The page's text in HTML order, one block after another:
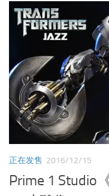
正在发售 2016/12/15
Prime 1 Studio